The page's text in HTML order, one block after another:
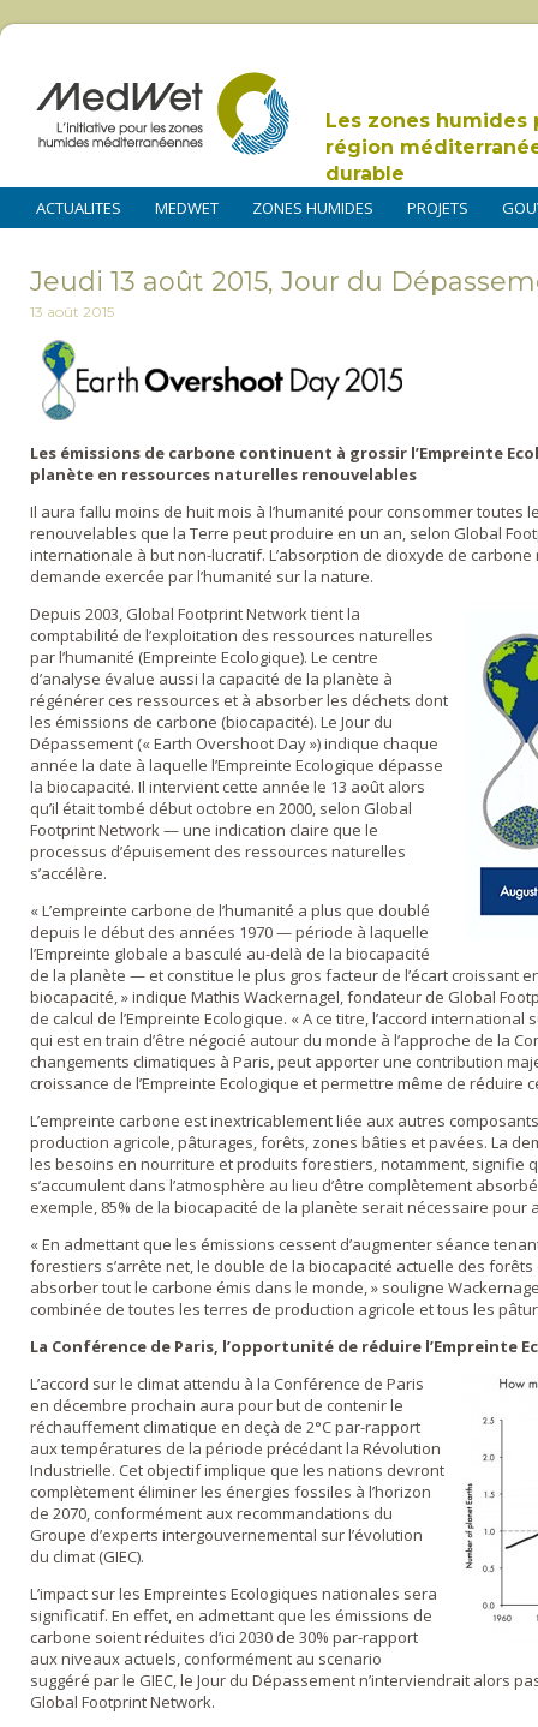
Les zones humides
région
durable
ACTUALITES MEDWET ZONES HUMIDES PROJETS
Jeudi 13 août 2015, Jour du
13 août 2015
Les émissions de carbone continuent à grossir l’Empreinte
planète en ressources naturelles renouvelables
Il aura fallu moins de huit mois à l’humanité pour consommer toutes
renouvelables que la Terre peut produire en un an, selon Global
internationale à but non-lucratif. L’absorption de dioxyde de
demande exercée par l’humanité sur la nature.
Depuis 2003, Global Footprint Network tient la
comptabilité de l’exploitation des ressources naturelles
par l’humanité (Empreinte Ecologique). Le centre
d’analyse évalue aussi la capacité de la planète à
régénérer ces ressources et à absorber les déchets dont
les émissions de carbone (biocapacité). Le Jour du
Dépassement (« Earth Overshoot Day ») indique chaque
année la date à laquelle l’Empreinte Ecologique dépasse
la biocapacité. Il intervient cette année le 13 août alors
qu’il était tombé début octobre en 2000, selon Global
Footprint Network — une indication claire que le
processus d’épuisement des ressources naturelles
s’accélère.
« L’empreinte carbone de l’humanité a plus que doublé
depuis le début des années 1970 — période à laquelle
l’Empreinte globale a basculé au-delà de la biocapacité
de la planète — et constitue le plus gros facteur de l’écart croissant
biocapacité, » indique Mathis Wackernagel, fondateur de Global
de calcul de l’Empreinte Ecologique. « A ce titre, l’accord
qui est en train d’être négocié autour du monde à l’approche de la
changements climatiques à Paris, peut apporter une contribution
croissance de l’Empreinte Ecologique et permettre même de réduire
L’empreinte carbone est inextricablement liée aux autres
production agricole, pâturages, forêts, zones bâties et pavées. La
les besoins en nourriture et produits forestiers, notamment, signifie
s’accumulent dans l’atmosphère au lieu d’être complètement
exemple, 85% de la biocapacité de la planète serait nécessaire pour
« En admettant que les émissions cessent d’augmenter séance
forestiers s’arrête net, le double de la biocapacité actuelle des
absorber tout le carbone émis dans le monde, » souligne
combinée de toutes les terres de production agricole et tous les
La Conférence de Paris, l’opportunité de réduire l’Empreinte
L’accord sur le climat attendu à la Conférence de Paris
en décembre prochain aura pour but de contenir le
réchauffement climatique en deçà de 2°C par-rapport
aux températures de la période précédant la Révolution
Industrielle. Cet objectif implique que les nations devront
complètement éliminer les énergies fossiles à l’horizon
de 2070, conformément aux recommandations du
Groupe d’experts intergouvernemental sur l’évolution
du climat (GIEC).
L’impact sur les Empreintes Ecologiques nationales sera
significatif. En effet, en admettant que les émissions de
carbone soient réduites d’ici 2030 de 30% par-rapport
aux niveaux actuels, conformément au scenario
suggéré par le GIEC, le Jour du Dépassement n’interviendrait alors
Global Footprint Network.